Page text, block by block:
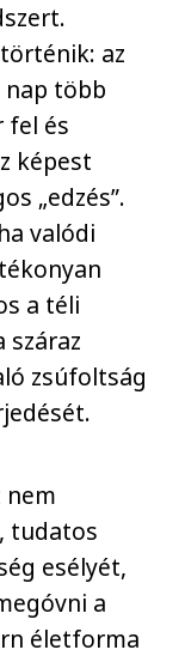
az
több
fel és
képest
„edzés”.
valódi
a téli
száraz
zsúfoltság
nem
tudatos
esélyét,
a
életforma